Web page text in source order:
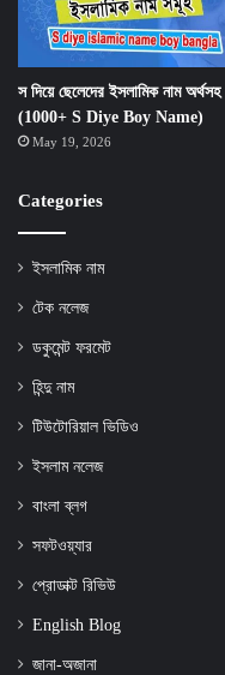
স দিয়ে ছেলেদের ইসলামিক নাম অর্থসহ
(1000+ S Diye Boy Name)
May 19, 2026
Categories
ইসলামিক নাম
টেক নলেজ
ডকুমেন্ট ফরমেট
হিন্দু নাম
টিউটোরিয়াল ভিডিও
ইসলাম নলেজ
বাংলা ব্লগ
সফটওয়্যার
প্রোডাক্ট রিভিউ
English Blog
জানা-অজানা